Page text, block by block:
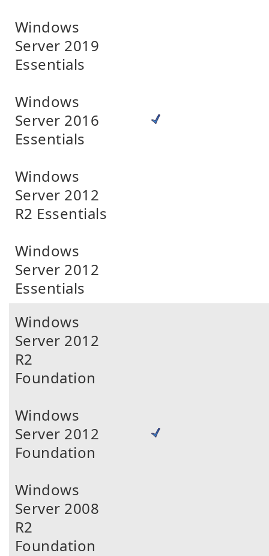
Windows
Server 2019
Essentials
Windows
Server 2016
Essentials
Windows
Server 2012
R2 Essentials
Windows
Server 2012
Essentials
Windows
Server 2012
R2
Foundation
Windows
Server 2012
Foundation
Windows
Server 2008
R2
Foundation